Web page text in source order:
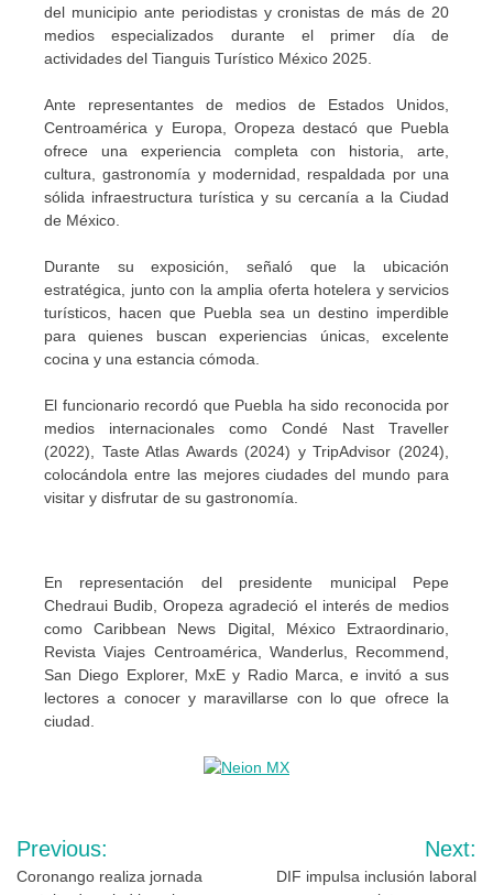
del municipio ante periodistas y cronistas de más de 20
medios especializados durante el primer día de
actividades del Tianguis Turístico México 2025.
Ante representantes de medios de Estados Unidos,
Centroamérica y Europa, Oropeza destacó que Puebla
ofrece una experiencia completa con historia, arte,
cultura, gastronomía y modernidad, respaldada por una
sólida infraestructura turística y su cercanía a la Ciudad
de México.
Durante su exposición, señaló que la ubicación
estratégica, junto con la amplia oferta hotelera y servicios
turísticos, hacen que Puebla sea un destino imperdible
para quienes buscan experiencias únicas, excelente
cocina y una estancia cómoda.
El funcionario recordó que Puebla ha sido reconocida por
medios internacionales como Condé Nast Traveller
(2022), Taste Atlas Awards (2024) y TripAdvisor (2024),
colocándola entre las mejores ciudades del mundo para
visitar y disfrutar de su gastronomía.
En representación del presidente municipal Pepe
Chedraui Budib, Oropeza agradeció el interés de medios
como Caribbean News Digital, México Extraordinario,
Revista Viajes Centroamérica, Wanderlus, Recommend,
San Diego Explorer, MxE y Radio Marca, e invitó a sus
lectores a conocer y maravillarse con lo que ofrece la
ciudad.
Navegación
de
Previous:
Coronango realiza jornada
Next:
DIF impulsa inclusión laboral